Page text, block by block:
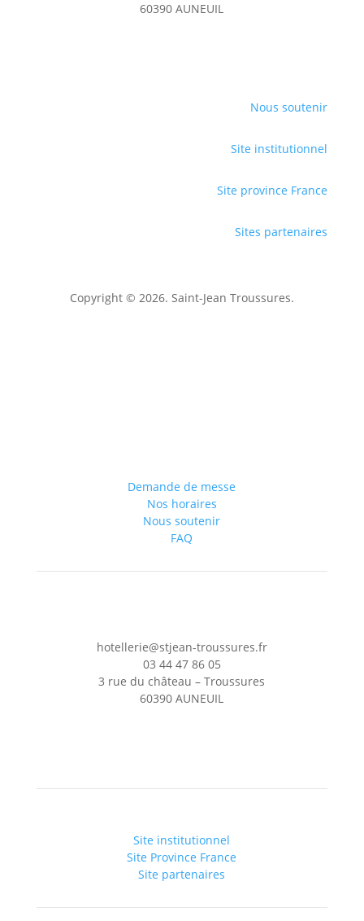
60390 AUNEUIL
Nous soutenir
Site institutionnel
Site province France
Sites partenaires
Copyright © 2026. Saint-Jean Troussures.
Demande de messe
Nos horaires
Nous soutenir
FAQ
hotellerie@stjean-troussures.fr
03 44 47 86 05
3 rue du château – Troussures
60390 AUNEUIL
Site institutionnel
Site Province France
Site partenaires